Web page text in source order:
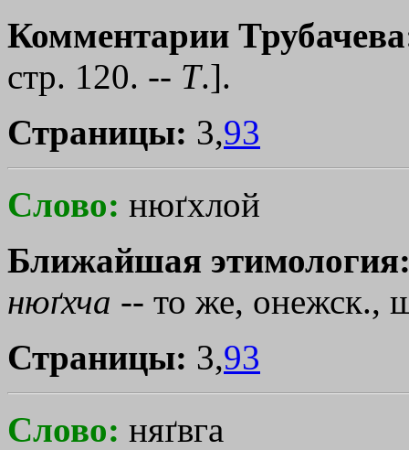
Комментарии
стр. 120. -- Т.].
Страницы: 3,93
Слово: нюґхлой
Ближайшая
нюґхча -- то же, онежск.,
Страницы: 3,93
Слово: няґвга